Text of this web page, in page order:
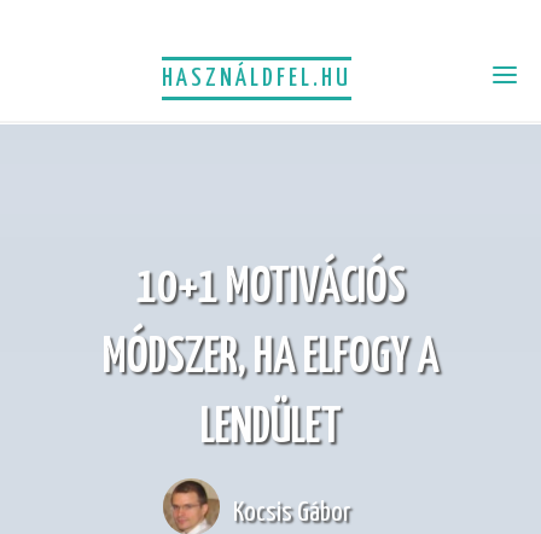
HASZNÁLDFEL.HU
10+1 MOTIVÁCIÓS
MÓDSZER, HA ELFOGY A
LENDÜLET
Kocsis Gábor